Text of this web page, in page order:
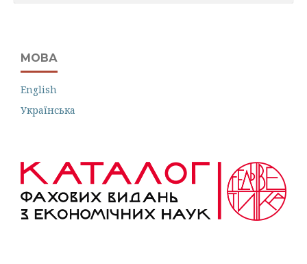
МОВА
English
Українська